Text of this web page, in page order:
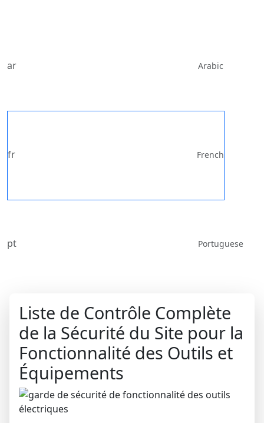
ar Arabic
fr French
pt Portuguese
Liste de Contrôle Complète
de la Sécurité du Site pour la
Fonctionnalité des Outils et
Équipements